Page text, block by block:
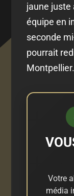
jaune juste
équipe en
seconde
pourrait
Montpellier.
Votre
média